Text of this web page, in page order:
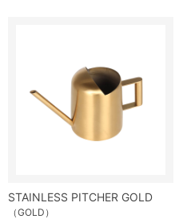
STAINLESS PITCHER GOLD
（GOLD）